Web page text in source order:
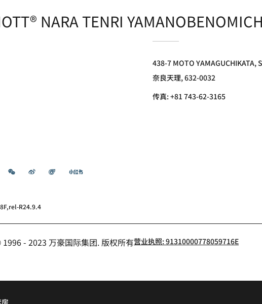
NARA TENRI
438-7 MOTO YAMAGUCHIKATA,
奈良天理, 632-0032
传真:+81 743-62-3165
微信 微博 飞猪 小红书
R24.9.4
- 2023 万豪国际集团. 版权所有营业执照: 91310000778059716E